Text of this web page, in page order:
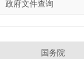
政府文件查询
国务院